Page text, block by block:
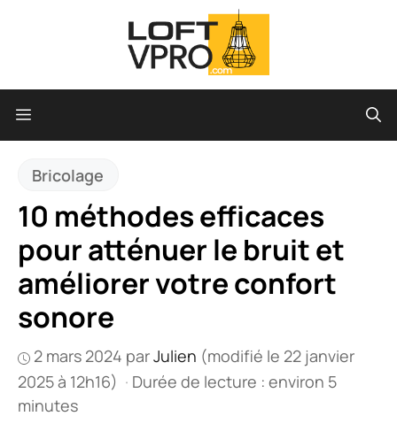
Menu
Bricolage
10 méthodes efficaces
pour atténuer le bruit et
améliorer votre confort
sonore
2 mars 2024 parJulien (modifié le 22 janvier
2025 à 12h16) · Durée de lecture : environ 5
minutes